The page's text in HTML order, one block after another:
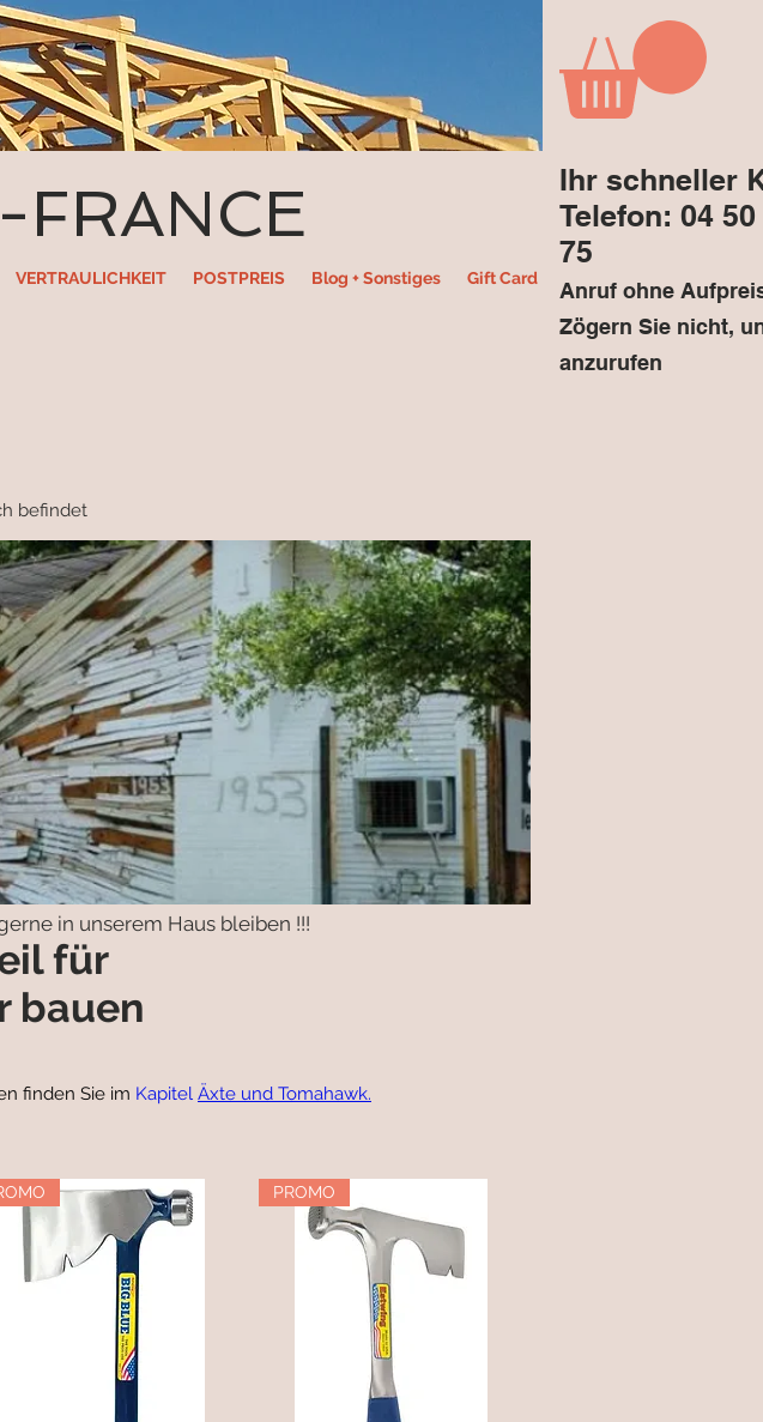
FRANCE
VERTRAULICHKEIT POSTPREIS Blog + Sonstiges Gift Card
Ihr schneller
Telefon: 04 50
75
Anruf ohne
Zögern Sie nicht,
anzurufen
befindet
in unserem Haus bleiben !!!
für
bauen
finden Sie im Kapitel Äxte und Tomahawk.
PROMO